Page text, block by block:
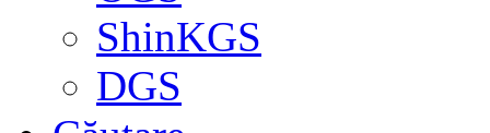
ShinKGS
DGS